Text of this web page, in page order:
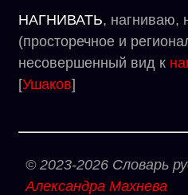
НАГНИВАТЬ, нагниваю,
(просторечное и
несовершенный вид к
[Ушаков]
© 2023-2026 Словарь
Александра Махнева